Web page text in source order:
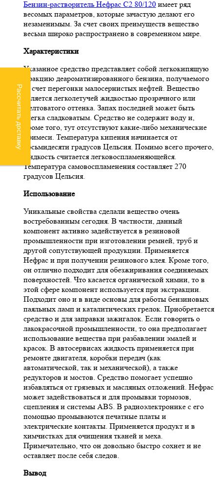
Бензин-растворитель Нефрас С2 80/120 имеет ряд
весомых параметров, которые зачастую делают его
незаменимым. За счет своих преимуществ вещество
весьма широко распространено в современном мире.
Характеристики
Указанное средство представляет собой легкокипящую
фракцию деароматизированного бензина, получаемого
за счет перегонки малосернистых нефтей. Вещество
является легколетучей жидкостью прозрачного или
желтоватого оттенка. Запах последней может быть
слегка сладковатым. Средство не содержит воду и,
кроме того, тут отсутствуют какие-либо механические
примеси. Температура кипения начинается от
восьмидесяти градусов Цельсия. Помимо всего прочего,
жидкость считается легковоспламеняющейся.
Температура самовоспламенения составляет 270
градусов Цельсия.
Использование
Уникальные свойства сделали вещество очень
востребованным сегодня. В частности, данный
компонент активно задействуется в резиновой
промышленности при изготовлении ремней, труб и
другой сопутствующей продукции. Применяется
Нефрас и при получении резинового клея. Кроме того,
он отлично подходит для обезжиривания соединяемых
поверхностей. Что касается органической химии, то в
этой сфере компонент используется при экстракции.
Подходит оно и в виде основы для работы бензиновых
паяльных ламп и каталитических грелок. Приобретается
средство и для заправки зажигалок. Если говорить о
лакокрасочной промышленности, то она предполагает
использование вещества при разбавлении эмалей и
красок. В автосервисах жидкость применяется при
ремонте двигателя, коробки передач (как
автоматической, так и механической), а также
редукторов и мостов. Средство помогает успешно
избавляться от грязевых и масляных отложений. Нефрас
может задействоваться и для промывки тормозов,
сцепления и системы ABS. В радиоэлектронике с его
помощью промываются печатные платы и
электрические контакты. Применяется продукт и в
химчистках для очищения тканей и меха.
Примечательно, что он довольно быстро сохнет и не
оставляет после себя следов.
Вывод
Рассчитать доставку